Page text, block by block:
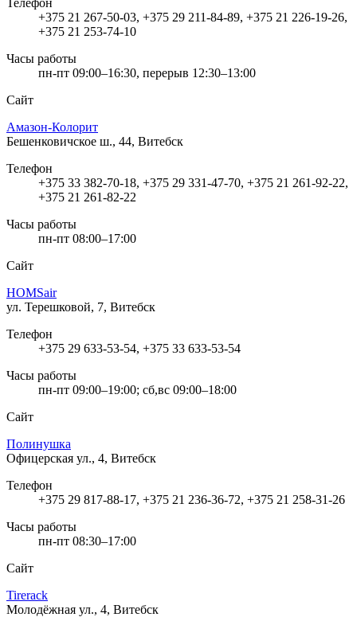
+375 21 267-50-03, +375 29 211-84-89, +375 21 226-19-26,
+375 21 253-74-10
Часы работы
пн-пт 09:00–16:30, перерыв 12:30–13:00
Сайт
Амазон-Колорит
Бешенковичское ш., 44, Витебск
Телефон
+375 33 382-70-18, +375 29 331-47-70, +375 21 261-92-22,
+375 21 261-82-22
Часы работы
пн-пт 08:00–17:00
Сайт
HOMSair
ул. Терешковой, 7, Витебск
Телефон
+375 29 633-53-54, +375 33 633-53-54
Часы работы
пн-пт 09:00–19:00; сб,вс 09:00–18:00
Сайт
Полинушка
Офицерская ул., 4, Витебск
Телефон
+375 29 817-88-17, +375 21 236-36-72, +375 21 258-31-26
Часы работы
пн-пт 08:30–17:00
Сайт
Tirerack
Молодёжная ул., 4, Витебск